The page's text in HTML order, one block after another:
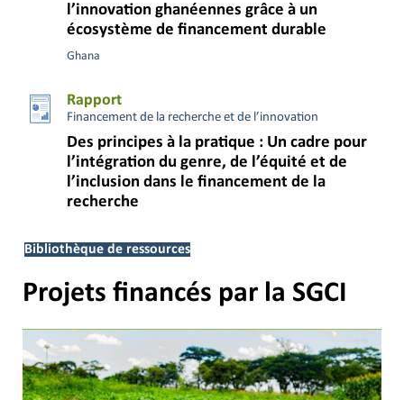
l’innovation ghanéennes grâce à un
écosystème de financement durable
Ghana
Rapport
Financement de la recherche et de l’innovation
Des principes à la pratique : Un cadre pour
l’intégration du genre, de l’équité et de
l’inclusion dans le financement de la
recherche
Bibliothèque de ressources
Projets financés par la SGCI